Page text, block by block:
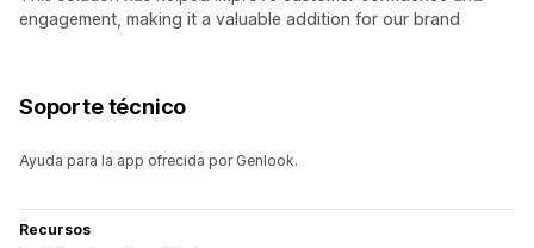
engagement, making it a valuable addition for our brand
Soporte técnico
Ayuda para la app ofrecida por Genlook.
Recursos